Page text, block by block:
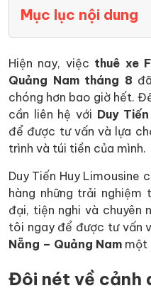
Mục lục nội dung
Hiện nay, việc thuê xe
Quảng Nam tháng 8
chóng hơn bao giờ hết.
cần liên hệ với Duy
để được tư vấn và lựa
trình và túi tiền của mình.
Duy Tiến Huy Limousine
hàng những trải
đại, tiện nghi và chuyên
tôi ngay để được tư vấn
Nẵng – Quảng Nam một
Đôi nét về cảnh